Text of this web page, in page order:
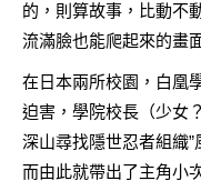
的，則算故事，比動不
流滿臉也能爬起來的畫
在日本兩所校園，白凰
迫害，學院校長（少女
深山尋找隱世忍者組織”
而由此就帶出了主角小